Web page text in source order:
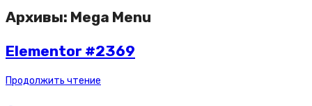
Архивы: Mega Menu
Elementor #2369
Продолжить чтение